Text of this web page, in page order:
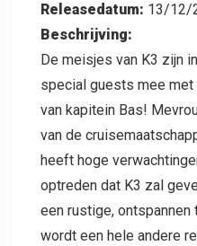
Contact
Releasedatum: 13/12/
Beschrijving:
De meisjes van K3 zijn
special guests mee
van kapitein Bas!
van de
heeft hoge
optreden dat K3 zal
een rustige, ontspannen
wordt een hele andere